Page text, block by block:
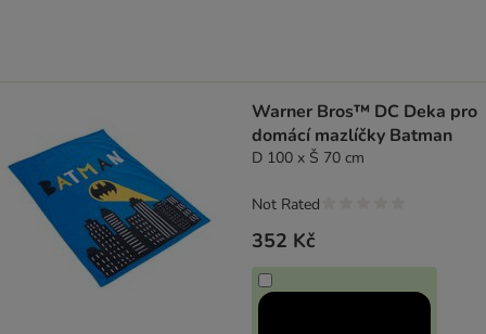
Warner Bros™ DC Deka pro
domácí mazlíčky Batman
D 100 x Š 70 cm
352 Kč
Not Rated